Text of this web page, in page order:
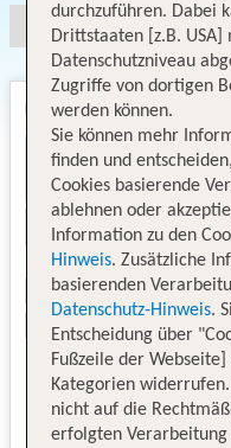
durchzuführen. Dabei
Drittstaaten [z.B.
Datenschutzniveau
Zugriffe von dortigen
werden können.
Sie können mehr
finden und
Cookies basierende
ablehnen oder
Information zu den
Hinweis. Zusätzliche
basierenden
Datenschutz-Hinweis.
Entscheidung über
Fußzeile der
Kategorien
nicht auf die
erfolgten Verarbeitung